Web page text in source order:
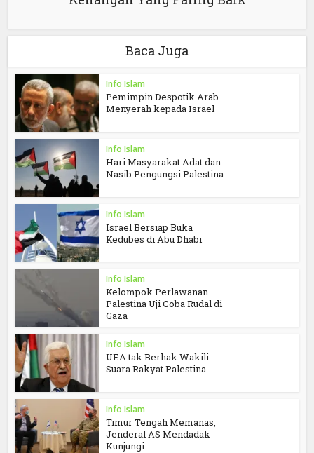
Baca Juga
Info Islam
Pemimpin Despotik Arab
Menyerah kepada Israel
Info Islam
Hari Masyarakat Adat dan
Nasib Pengungsi Palestina
Info Islam
Israel Bersiap Buka
Kedubes di Abu Dhabi
Info Islam
Kelompok Perlawanan
Palestina Uji Coba Rudal di
Gaza
Info Islam
UEA tak Berhak Wakili
Suara Rakyat Palestina
Info Islam
Timur Tengah Memanas,
Jenderal AS Mendadak
Kunjungi...